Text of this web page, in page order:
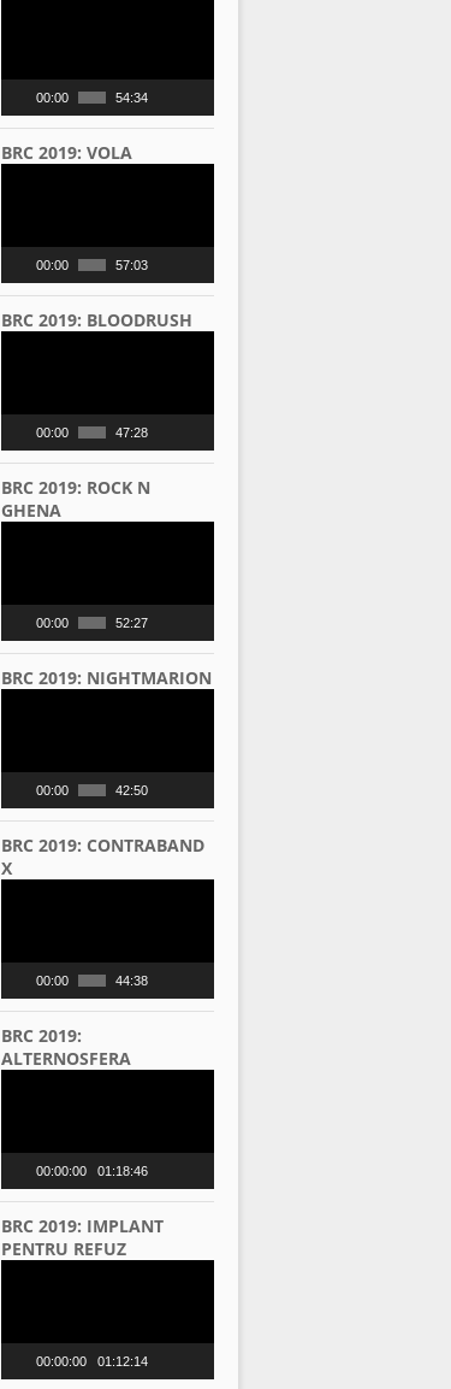
00:00 54:34
BRC 2019: VOLA
00:00 57:03
BRC 2019: BLOODRUSH
00:00 47:28
BRC 2019: ROCK N
GHENA
00:00 52:27
BRC 2019: NIGHTMARION
00:00 42:50
BRC 2019: CONTRABAND
X
00:00 44:38
BRC 2019:
ALTERNOSFERA
00:00:00 01:18:46
BRC 2019: IMPLANT
PENTRU REFUZ
00:00:00 01:12:14